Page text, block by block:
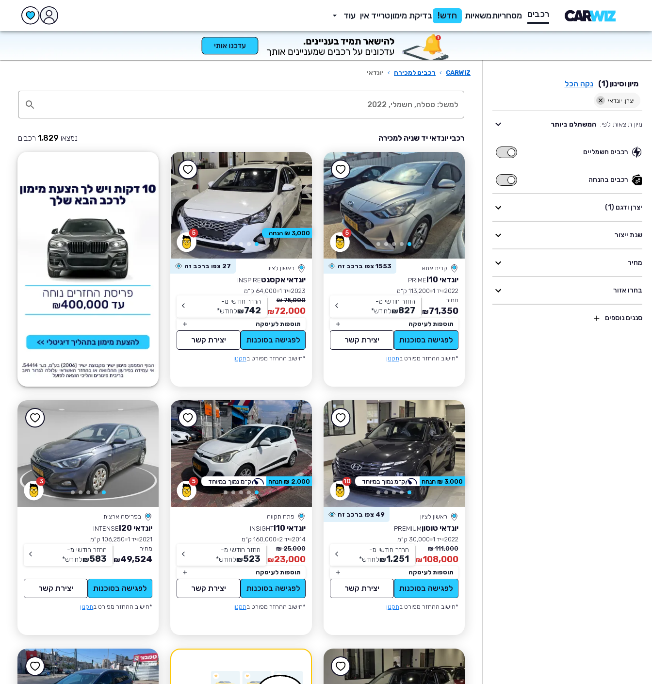
רכבים מסחריותמשאיות חדש! בדיקת מימוןטרייד אין עוד
מיון וסינון (1) נקה הכל
יצרן: יונדאי
מיון תוצאות לפי: המשתלם ביותר
רכבים חשמליים
רכבים
רכבים בהנחה
רכבים
בהנחה
יצרן ודגם (1)
שנת ייצור
מחיר
בחרו אזור
סננים נוספים
CARWIZ
› רכבים למכירה › יונדאי
רכבי יונדאי יד שניה למכירה נמצאו 1,829 רכבים
5
קרית אתא 1553 צפו ברכב זה
יונדאי I10
PRIME
2022 יד 1
113,200 ק״מ
מחיר
71,350
₪
החזר חודשי מ-
827
₪לחודש*
תוספות לעיסקה
לפגישה בסוכנות יצירת קשר
*חישוב ההחזר מפורט בתקנון
5
ראשון לציון 27 צפו ברכב זה
יונדאי אקסנטINSPIRE
2023 יד 1
64,000 ק״מ
75,000 ₪
72,000
₪
החזר חודשי מ-
742
₪לחודש*
תוספות לעיסקה
לפגישה בסוכנות יצירת קשר
*חישוב ההחזר מפורט בתקנון
3,000 ₪ הנחה
10
ראשון לציון 49 צפו ברכב זה
יונדאי טוסוןPREMIUM
2022 יד 1
30,000 ק״מ
111,000 ₪
108,000
₪
החזר חודשי מ-
1,251
₪לחודש*
תוספות לעיסקה
לפגישה בסוכנות יצירת קשר
*חישוב ההחזר מפורט בתקנון
3,000 ₪ הנחה ק״מ נמוך במיוחד 5
פתח תקווה
יונדאי I10
INSIGHT
2014 יד 2
160,000 ק״מ
25,000 ₪
23,000
₪
החזר חודשי מ-
523
₪לחודש*
תוספות לעיסקה
לפגישה בסוכנות יצירת קשר
*חישוב ההחזר מפורט בתקנון
2,000 ₪ הנחה ק״מ נמוך במיוחד 3
בפריסה ארצית
יונדאי I20
INTENSE
2021 יד 1
106,250 ק״מ
מחיר
49,524
₪
החזר חודשי מ-
583
₪לחודש*
לפגישה בסוכנות יצירת קשר
*חישוב ההחזר מפורט בתקנון